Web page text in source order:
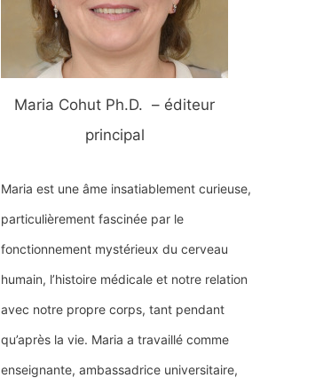
Maria Cohut Ph.D. – éditeur
principal
Maria est une âme insatiablement curieuse,
particulièrement fascinée par le
fonctionnement mystérieux du cerveau
humain, l’histoire médicale et notre relation
avec notre propre corps, tant pendant
qu’après la vie. Maria a travaillé comme
enseignante, ambassadrice universitaire,